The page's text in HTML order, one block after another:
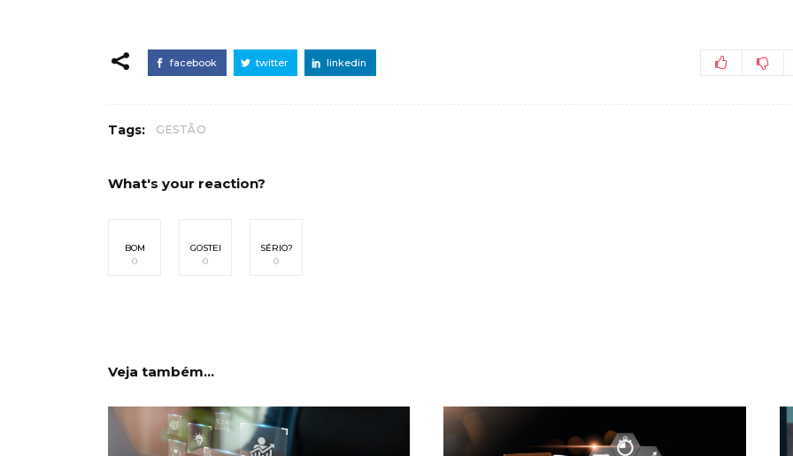
facebook twitter linkedin
Tags: GESTÃO
What's your reaction?
BOM
0
GOSTEI
0
SÉRIO?
0
Veja também...